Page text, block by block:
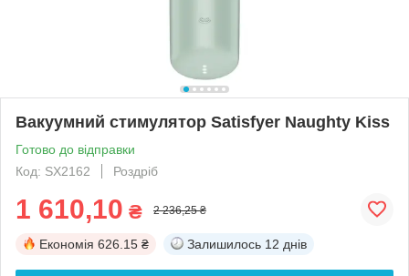
Вакуумний стимулятор Satisfyer Naughty Kiss
Готово до відправки
Код: SX2162
Роздріб
1 610,10 ₴ 2 236,25 ₴
Економія 626.15 ₴ Залишилось 12 днів